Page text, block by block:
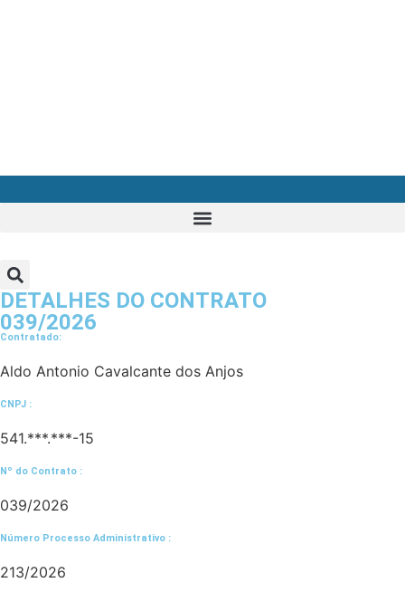
DETALHES DO CONTRATO​
039/2026
Contratado:
Aldo Antonio Cavalcante dos Anjos
CNPJ :
541.***.***-15
Nº do Contrato :
039/2026
Número Processo Administrativo :
213/2026